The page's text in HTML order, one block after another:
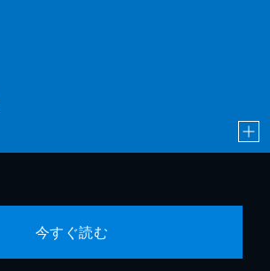
今すぐ読む